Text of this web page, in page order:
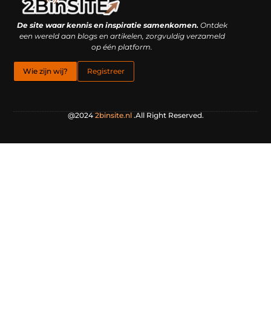
De site waar kennis en inspiratie samenkomen.Ontdek
een wereld aan blogs en artikelen, zorgvuldig verzameld
op één platform.
Wie zijn wij? Registreer
@2024 2binsite.nl.All Right Reserved.